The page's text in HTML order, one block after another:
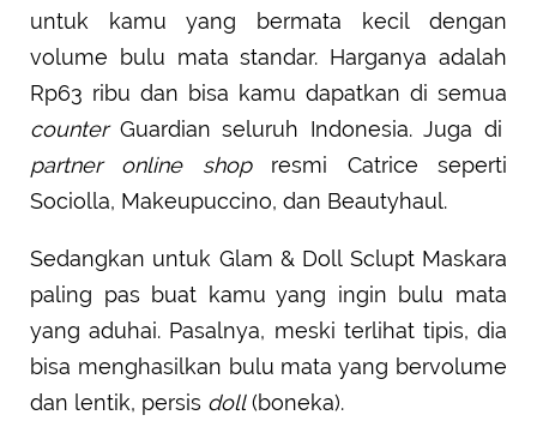
untuk kamu yang bermata kecil dengan
volume bulu mata standar. Harganya adalah
Rp63 ribu dan bisa kamu dapatkan di semua
counterGuardian seluruh Indonesia. Juga di
partner online shopresmi Catrice seperti
Sociolla, Makeupuccino, dan Beautyhaul.
Sedangkan untuk Glam & Doll Sclupt Maskara
paling pas buat kamu yang ingin bulu mata
yang aduhai. Pasalnya, meski terlihat tipis, dia
bisa menghasilkan bulu mata yang bervolume
dan lentik, persis doll(boneka).